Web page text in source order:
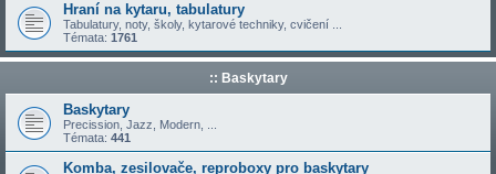
Hraní na kytaru, tabulatury
Tabulatury, noty, školy, kytarové techniky, cvičení ...
Témata: 1761
:: Baskytary
Baskytary
Precission, Jazz, Modern, ...
Témata: 441
Komba, zesilovače, reproboxy pro baskytary